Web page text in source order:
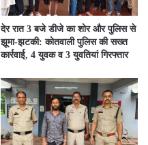
देर रात 3 बजे डीजे का शोर और पुलिस से
झूमा-झटकी: कोतवाली पुलिस की सख्त
कार्रवाई, 4 युवक व 3 युवतियां गिरफ्तार